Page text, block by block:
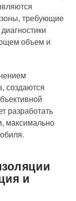
требующие
объем и
создаются
разработать
максимально
и